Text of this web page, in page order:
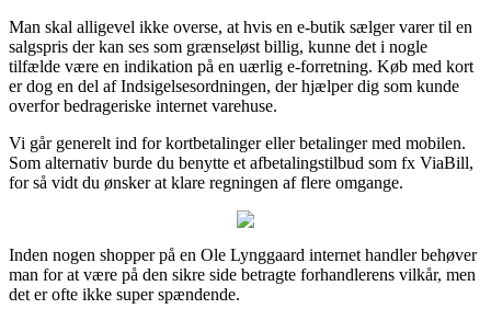
Man skal alligevel ikke overse, at hvis en e-butik sælger varer til en
salgspris der kan ses som grænseløst billig, kunne det i nogle
tilfælde være en indikation på en uærlig e-forretning. Køb med kort
er dog en del af Indsigelsesordningen, der hjælper dig som kunde
overfor bedrageriske internet varehuse.
Vi går generelt ind for kortbetalinger eller betalinger med mobilen.
Som alternativ burde du benytte et afbetalingstilbud som fx ViaBill,
for så vidt du ønsker at klare regningen af flere omgange.
Inden nogen shopper på en Ole Lynggaard internet handler behøver
man for at være på den sikre side betragte forhandlerens vilkår, men
det er ofte ikke super spændende.